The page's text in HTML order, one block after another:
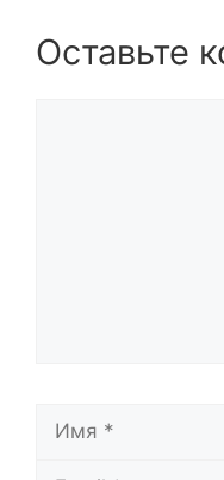
Оставьте